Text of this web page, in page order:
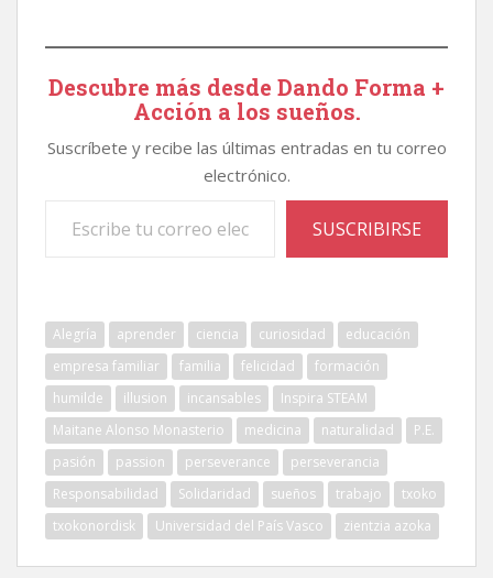
Descubre más desde Dando Forma +
Acción a los sueños.
Suscríbete y recibe las últimas entradas en tu correo
electrónico.
SUSCRIBIRSE
Alegría aprender ciencia curiosidad
educación
empresa familiar
familia felicidad
formación
humilde
illusion incansables
Inspira STEAM
Maitane Alonso Monasterio
medicina naturalidad
P.E.
pasión
passion perseverance
perseverancia
Responsabilidad
Solidaridad sueños trabajo
txoko
txokonordisk
Universidad del País Vasco zientzia azoka